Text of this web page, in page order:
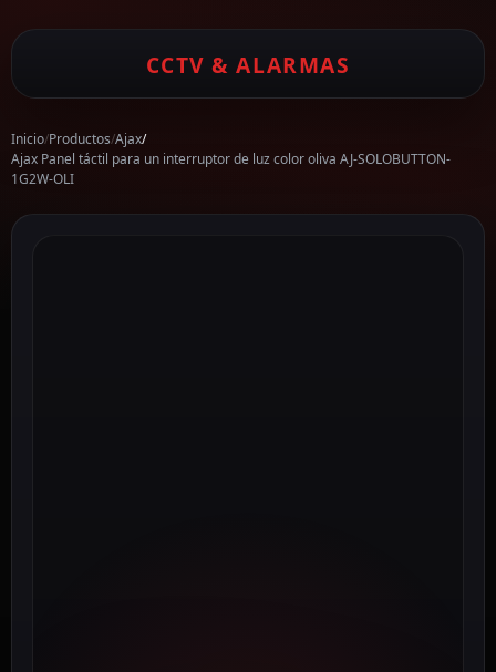
CCTV & ALARMAS
Inicio/Productos/Ajax/
Ajax Panel táctil para un interruptor de luz color oliva AJ-SOLOBUTTON-
1G2W-OLI